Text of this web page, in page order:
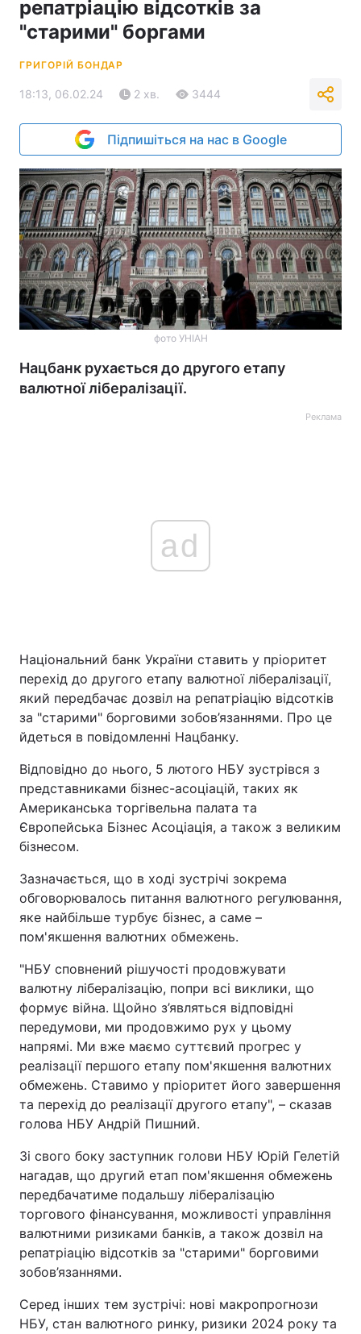
репатріацію відсотків за
"старими" боргами
ГРИГОРІЙ БОНДАР
18:13, 06.02.24 2 хв. 3444
Підпишіться на нас в Google
фото УНІАН
Нацбанк рухається до другого етапу
валютної лібералізації.
Реклама
ad
Національний банк України ставить у пріоритет
перехід до другого етапу валютної лібералізації,
який передбачає дозвіл на репатріацію відсотків
за "старими" борговими зобов’язаннями. Про це
йдеться в повідомленні Нацбанку.
Відповідно до нього, 5 лютого НБУ зустрівся з
представниками бізнес-асоціацій, таких як
Американська торгівельна палата та
Європейська Бізнес Асоціація, а також з великим
бізнесом.
Зазначається, що в ході зустрічі зокрема
обговорювалось питання валютного регулювання,
яке найбільше турбує бізнес, а саме –
пом'якшення валютних обмежень.
"НБУ сповнений рішучості продовжувати
валютну лібералізацію, попри всі виклики, що
формує війна. Щойно з’являться відповідні
передумови, ми продовжимо рух у цьому
напрямі. Ми вже маємо суттєвий прогрес у
реалізації першого етапу пом'якшення валютних
обмежень. Ставимо у пріоритет його завершення
та перехід до реалізації другого етапу", – сказав
голова НБУ Андрій Пишний.
Зі свого боку заступник голови НБУ Юрій Гелетій
нагадав, що другий етап пом'якшення обмежень
передбачатиме подальшу лібералізацію
торгового фінансування, можливості управління
валютними ризиками банків, а також дозвіл на
репатріацію відсотків за "старими" борговими
зобов’язаннями.
Серед інших тем зустрічі: нові макропрогнози
НБУ, стан валютного ринку, ризики 2024 року та